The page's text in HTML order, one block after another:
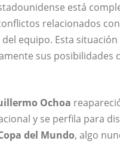
está
relacionados
equipo. Esta
sus posibilidades
Ochoa
y se perfila para
del Mundo, algo